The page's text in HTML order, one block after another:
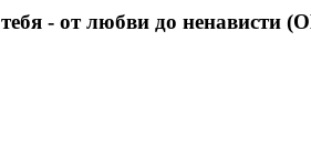
- от любви до ненависти